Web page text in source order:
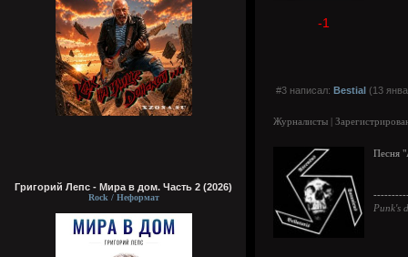
Григорий Лепс - Мира в дом. Часть 2 (2026)
Rock / Неформат
-1
#3 написал: Bestial (13
Журналисты |
Песня
Punk's